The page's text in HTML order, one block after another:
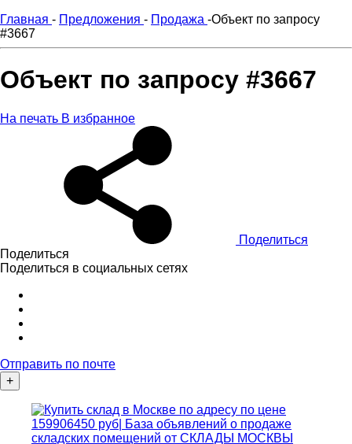
Главная - Предложения - Продажа -Объект по запросу
#3667
Объект по запросу #3667
На печать В избранное
Поделиться
Поделиться
Поделиться в социальных сетях
Отправить по почте
+